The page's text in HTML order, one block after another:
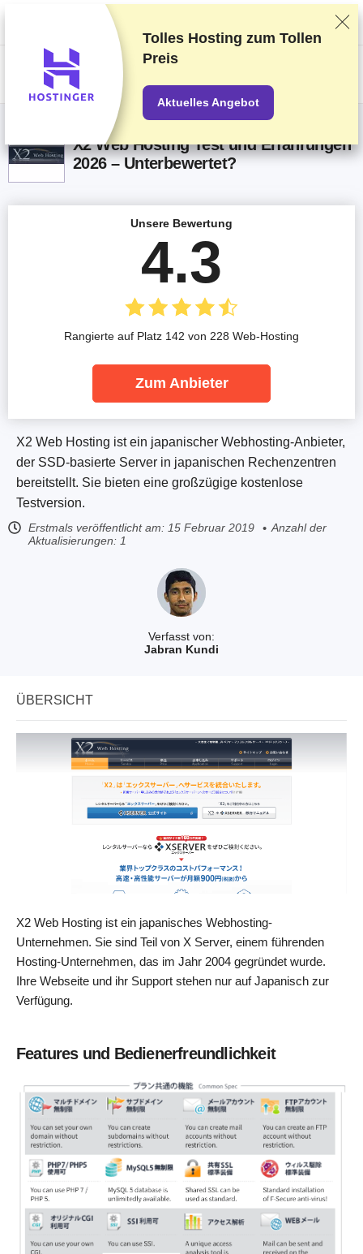
Wir bewerten die Anbieter auf Grundlage strenger Tests und Bewertungen,
berücksichtigen aber auch Dein Feedback und unsere geschäftlichen
Vereinbarungen mit den Anbietern.Diese Seite enthält Affiliate-Links
X2 Web Hosting Test und Erfahrungen
2026 – Unterbewertet?
Verfasst von:
Jabran Kundi
X2 Web Hosting ist ein japanischer Webhosting-Anbieter,
der SSD-basierte Server in japanischen Rechenzentren
bereitstellt. Sie bieten eine großzügige kostenlose
Testversion.
Erstmals veröffentlicht am: 15 Februar 2019
Anzahl der
Aktualisierungen: 1
Unsere Bewertung
4.3
Rangierte auf Platz 142 von 228 Web-Hosting
Zum Anbieter
ÜBERSICHT
X2 Web Hosting ist ein japanisches Webhosting-
Unternehmen. Sie sind Teil von X Server, einem führenden
Hosting-Unternehmen, das im Jahr 2004 gegründet wurde.
Ihre Webseite und ihr Support stehen nur auf Japanisch zur
Verfügung.
Features und Bedienerfreundlichkeit
Tolles Hosting zum Tollen
Preis
Aktuelles Angebot